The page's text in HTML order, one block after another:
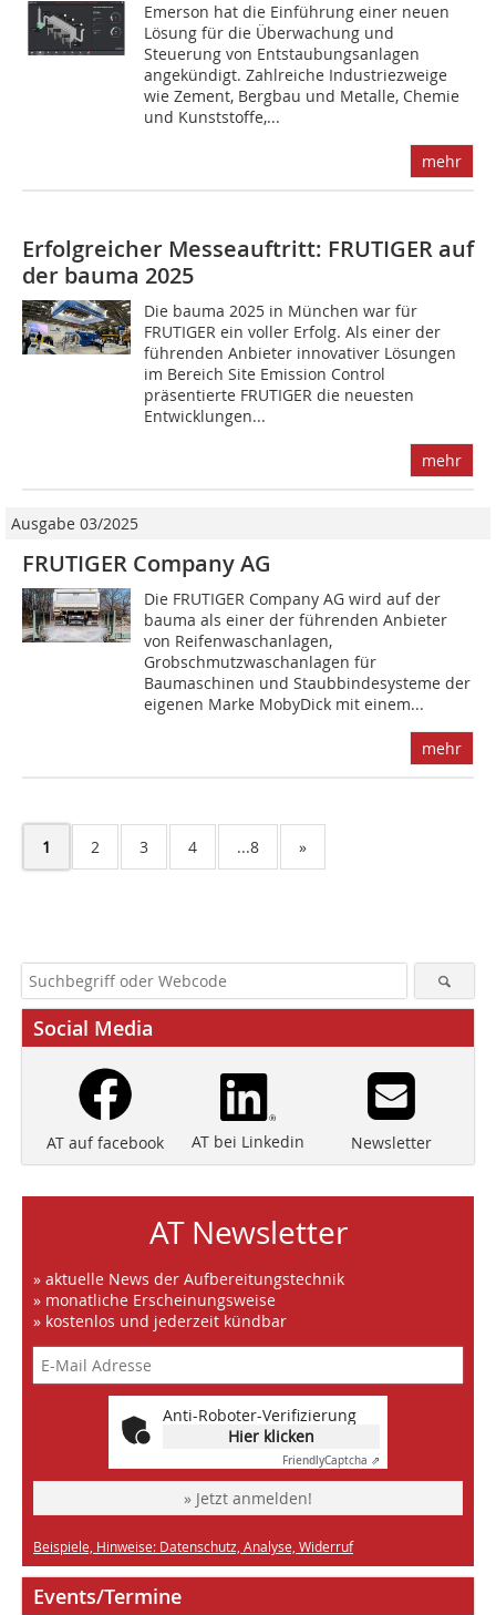
Emerson hat die Einführung einer neuen
Lösung für die Überwachung und
Steuerung von Entstaubungsanlagen
angekündigt. Zahlreiche Industriezweige
wie Zement, Bergbau und Metalle, Chemie
und Kunststoffe,...
mehr
Erfolgreicher Messeauftritt: FRUTIGER auf
der bauma 2025
Die bauma 2025 in München war für
FRUTIGER ein voller Erfolg. Als einer der
führenden Anbieter innovativer Lösungen
im Bereich Site Emission Control
präsentierte FRUTIGER die neuesten
Entwicklungen...
mehr
Ausgabe 03/2025
FRUTIGER Company AG
Die FRUTIGER Company AG wird auf der
bauma als einer der führenden Anbieter
von Reifenwaschanlagen,
Grobschmutzwaschanlagen für
Baumaschinen und Staubbindesysteme der
eigenen Marke MobyDick mit einem...
mehr
1 2 3 4 ...8 »
Social Media
AT auf facebook AT bei Linkedin Newsletter
AT Newsletter
» aktuelle News der Aufbereitungstechnik
» monatliche Erscheinungsweise
» kostenlos und jederzeit kündbar
Anti-Roboter-Verifizierung
Hier klicken
FriendlyCaptcha ⇗
» Jetzt anmelden!
Beispiele, Hinweise: Datenschutz, Analyse, Widerruf
Events/Termine